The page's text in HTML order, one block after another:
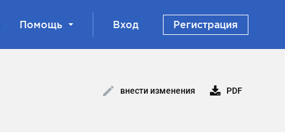
Помощь Вход Регистрация
внести изменения PDF